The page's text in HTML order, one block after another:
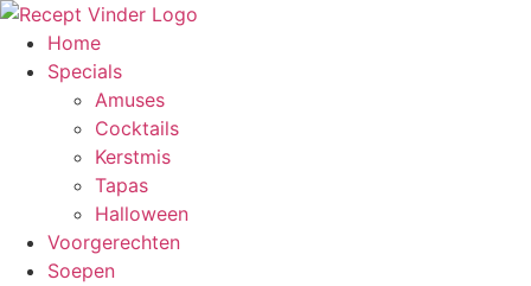
Home
Specials
Amuses
Cocktails
Kerstmis
Tapas
Halloween
Voorgerechten
Soepen